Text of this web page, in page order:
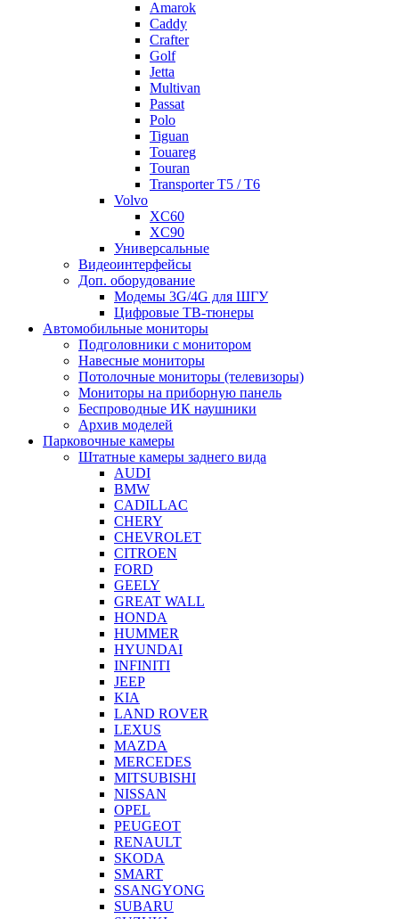
Amarok
Caddy
Crafter
Golf
Jetta
Multivan
Passat
Polo
Tiguan
Touareg
Touran
Transporter T5 / T6
Volvo
XC60
XC90
Универсальные
Видеоинтерфейсы
Доп. оборудование
Модемы 3G/4G для ШГУ
Цифровые ТВ-тюнеры
Автомобильные мониторы
Подголовники с монитором
Навесные мониторы
Потолочные мониторы (телевизоры)
Мониторы на приборную панель
Беспроводные ИК наушники
Архив моделей
Парковочные камеры
Штатные камеры заднего вида
AUDI
BMW
CADILLAC
CHERY
CHEVROLET
CITROEN
FORD
GEELY
GREAT WALL
HONDA
HUMMER
HYUNDAI
INFINITI
JEEP
KIA
LAND ROVER
LEXUS
MAZDA
MERCEDES
MITSUBISHI
NISSAN
OPEL
PEUGEOT
RENAULT
SKODA
SMART
SSANGYONG
SUBARU